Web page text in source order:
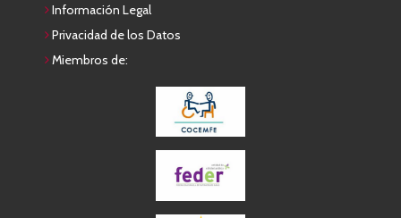
Información Legal
Privacidad de los Datos
Miembros de: